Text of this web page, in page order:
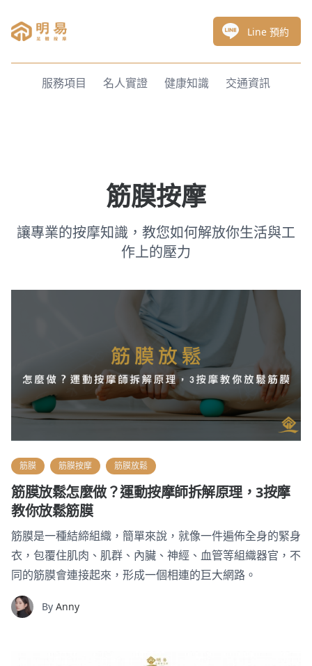
明易足體按摩 Line 預約
服務項目 名人實證 健康知識 交通資訊
筋膜按摩
讓專業的按摩知識，教您如何解放你生活與工
作上的壓力
筋膜 筋膜按摩 筋膜放鬆
筋膜放鬆怎麼做？運動按摩師拆解原理，3按摩
教你放鬆筋膜
筋膜是一種結締組織，簡單來說，就像一件遍佈全身的緊身
衣，包覆住肌肉、肌群、內臟、神經、血管等組織器官，不
同的筋膜會連接起來，形成一個相連的巨大網路。
By Anny